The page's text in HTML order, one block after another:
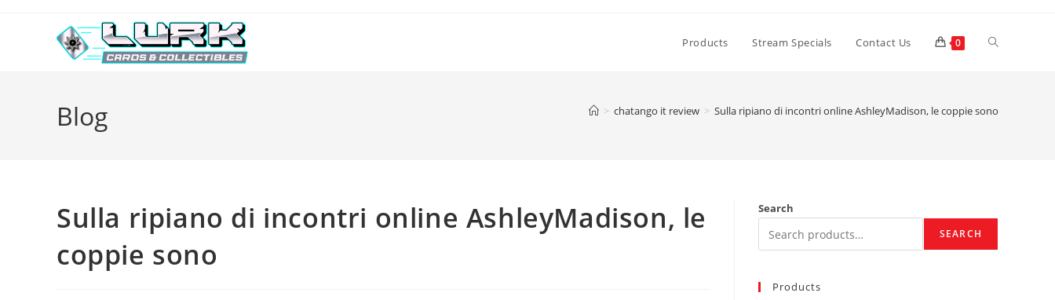
Products Stream Specials Contact Us 0 Toggle
Blog > chatango it review > Sulla ripiano di incontri online AshleyMadison, le coppie sono
Sulla ripiano di incontri online AshleyMadison, le
coppie sono
Search
SEARCH
Products